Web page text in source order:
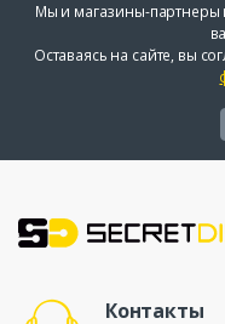
Мы и магазины-партнеры
Оставаясь на сайте, вы
Контакты